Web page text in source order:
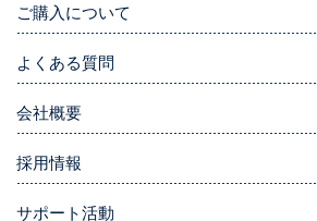
ご購入について
よくある質問
会社概要
採用情報
サポート活動